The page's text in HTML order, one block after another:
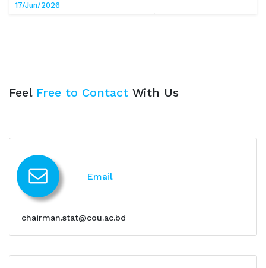
17/Jun/2026
Universiti Malaysia Sarawak (UNIMAS), Malaysia এ
15/Jun/2026
15/Jun/2026
প্রসঙ্গে
14/Jun/2026
নোটিশ – ২০২৫-২০২৬ শিক্ষাবর্ষের স্নাতক (সম্মান) ১ম বর্ষে ভর্তিকৃত শিক্ষার্থীদের
Feel Free to Contact With Us
Email
chairman.stat@cou.ac.bd